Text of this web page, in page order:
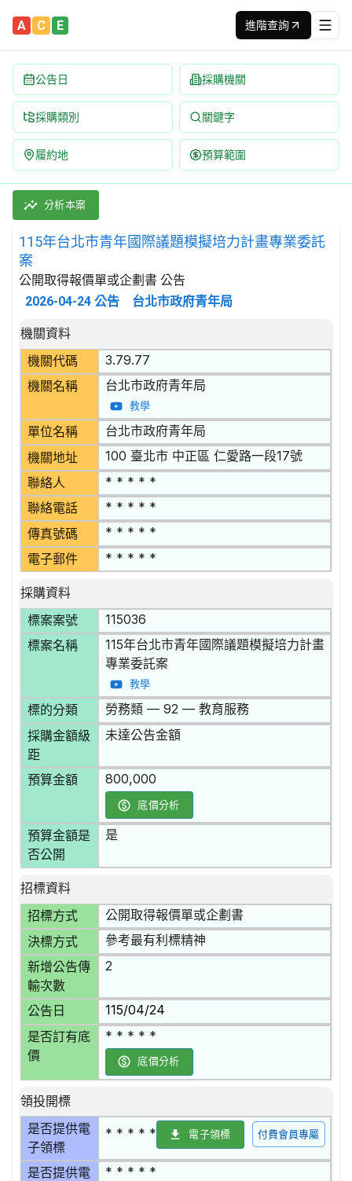
A C E 進階查詢
公告日 採購機關
採購類別 關鍵字
履約地 預算範圍
115年台北市青年國際議題模擬培力計畫專業委託案 招標公
採購類別：勞務類 教育服務 | 招標方式：公開取得報價單
分析本案
115年台北市青年國際議題模擬培力計畫專業委託
案
公開取得報價單或企劃書 公告
2026-04-24 公告 台北市政府青年局
招標公告詳細內容
機關資料
機關代碼
3.79.77
機關名稱 台北市政府青年局
教學
單位名稱 台北市政府青年局
機關地址 100 臺北市 中正區 仁愛路一段17號
聯絡人 * * * * *
聯絡電話 * * * * *
傳真號碼 * * * * *
電子郵件 * * * * *
採購資料
標案案號
115036
標案名稱
115年台北市青年國際議題模擬培力計畫
專業委託案
教學
標的分類 勞務類 — 92 — 教育服務
採購金額級
距
未達公告金額
預算金額 800,000
底價分析
預算金額是
否公開
是
招標資料
招標方式
公開取得報價單或企劃書
決標方式 參考最有利標精神
新增公告傳
輸次數
2
公告日 115/04/24
是否訂有底
價
* * * * *
底價分析
領投開標
是否提供電
子領標
* * * * * 電子領標 付費會員專屬
是否提供電
* * * * *